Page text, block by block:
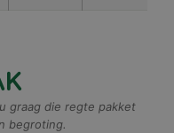
graag die regte pakket
begroting.